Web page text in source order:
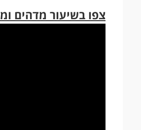
צפו בשיעור מדהים